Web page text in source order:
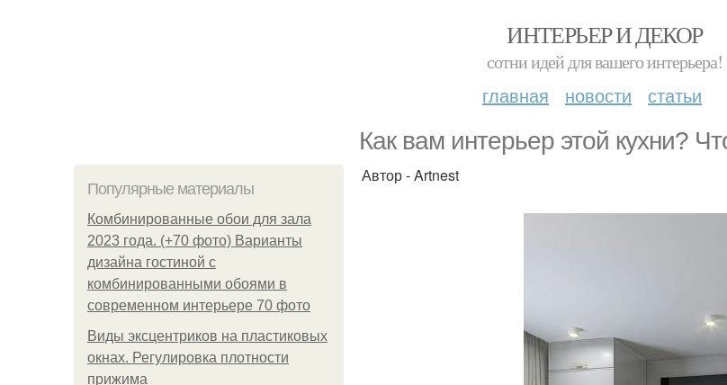
ИНТЕРЬЕР И ДЕКОР
сотни идей для вашего интерьера!
главная новости статьи
Как вам интерьер этой кухни?
Популярные материалы
Комбинированные обои для зала
2023 года. (+70 фото) Варианты
дизайна гостиной с
комбинированными обоями в
современном интерьере 70 фото
Виды эксцентриков на пластиковых
окнах. Регулировка плотности
прижима
Автор - Artnest